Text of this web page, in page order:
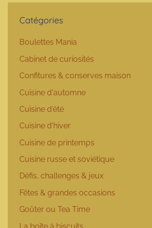
Catégories
Boulettes Mania
Cabinet de curiosités
Confitures & conserves maison
Cuisine d'automne
Cuisine d'été
Cuisine d'hiver
Cuisine de printemps
Cuisine russe et soviétique
Défis, challenges & jeux
Fêtes & grandes occasions
Goûter ou Tea Time
La boîte à biscuits